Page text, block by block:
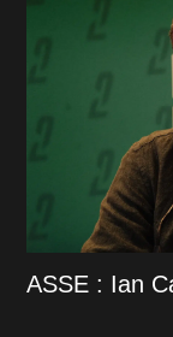
ASSE : Ian